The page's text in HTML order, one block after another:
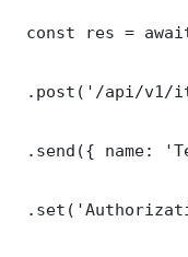
const res =
.post('/api/v1/
.send({ name: